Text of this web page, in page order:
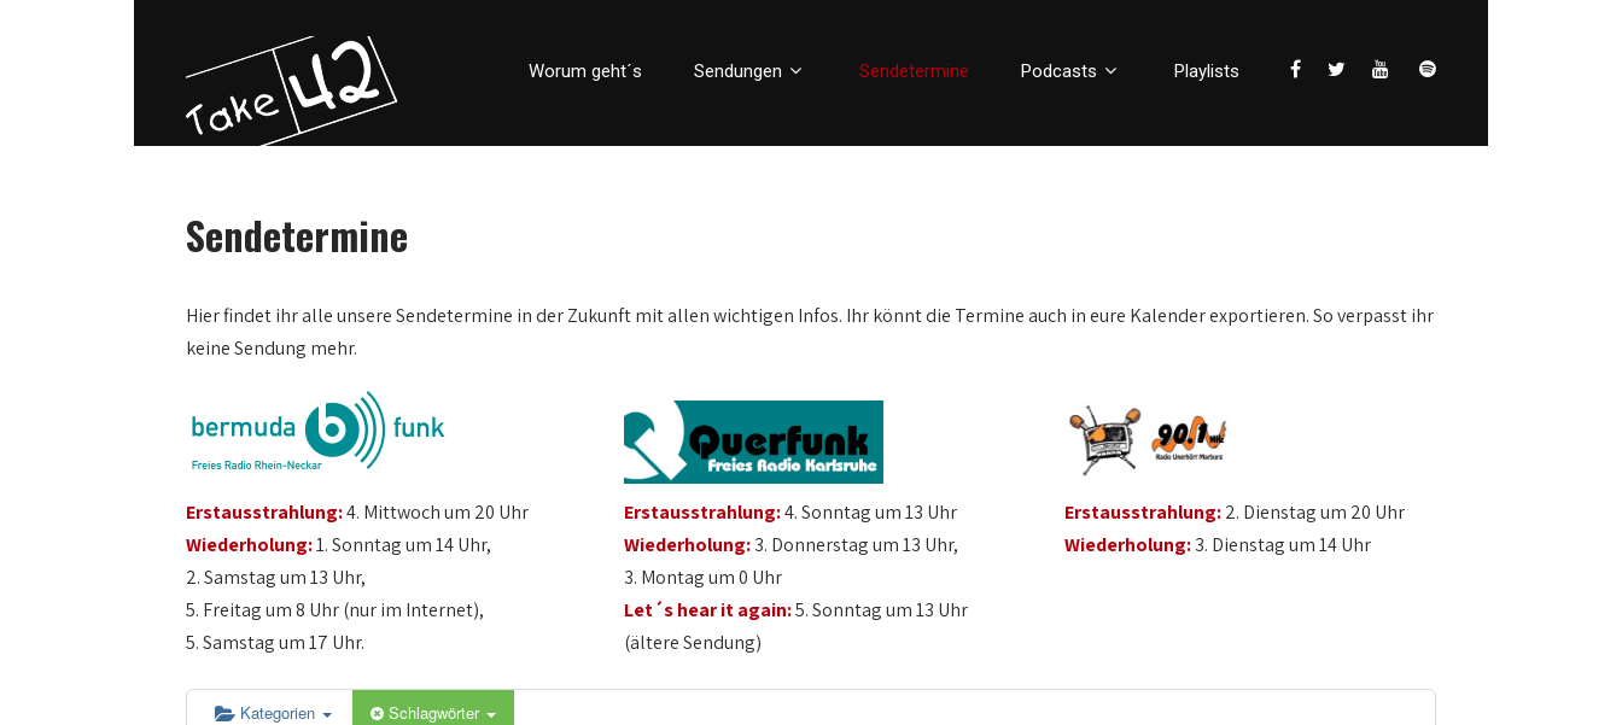
Worum geht´s Sendungen Sendetermine Podcasts Playlists
Sendetermine
Hier findet ihr alle unsere Sendetermine in der Zukunft mit allen wichtigen Infos. Ihr könnt die Termine auch in eure Kalender exportieren. So verpasst ihr
keine Sendung mehr.
Erstausstrahlung:4. Mittwoch um 20 Uhr
Wiederholung:1. Sonntag um 14 Uhr,
2. Samstag um 13 Uhr,
5. Freitag um 8 Uhr (nur im Internet),
5. Samstag um 17 Uhr.
Erstausstrahlung:4. Sonntag um 13 Uhr
Wiederholung:3. Donnerstag um 13 Uhr,
3. Montag um 0 Uhr
Let´s hear it again:5. Sonntag um 13 Uhr
(ältere Sendung)
Erstausstrahlung:2. Dienstag um 20 Uhr
Wiederholung:3. Dienstag um 14 Uhr
Kategorien Schlagwörter
1:00
2:00
5:00
6:00